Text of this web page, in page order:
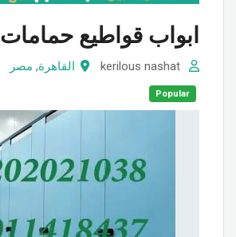
ابواب قواطيع حمامات HPL
القاهرة, مصر
Popular